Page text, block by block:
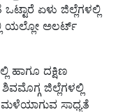
ಏಳು ಜಿಲ್ಲೆಗಳಲ್ಲಿ
ಯಲ್ಲೋ ಅಲರ್ಟ್‌
ಹಾಗೂ ದಕ್ಷಿಣ
ಜಿಲ್ಲೆಗಳಲ್ಲಿ
ಸಾಧ್ಯತೆ